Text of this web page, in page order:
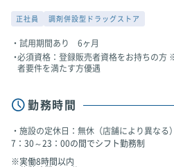
正社員 調剤併設型ドラッグストア
試用期間あり 6ヶ月
必須資格：登録販売者資格をお持ちの
者要件を満たす方優遇
勤務時間
施設の定休日：無休（店舗により異なる）
7：30～23：00の間でシフト勤務制
※実働8時間以内